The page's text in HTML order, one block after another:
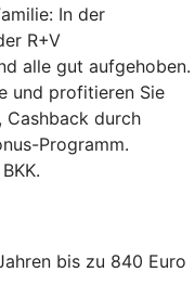
In der
R+V
alle gut aufgehoben.
und profitieren Sie
Cashback durch
Programm.
.
bis zu 840 Euro